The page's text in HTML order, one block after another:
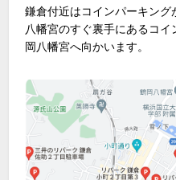
鎌倉付近はコインパーキング
八幡宮のすぐ裏手にあるコ
岡八幡宮へ向かいます。